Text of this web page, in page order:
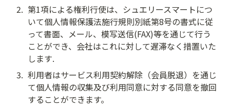
2. 第1項による権利行使は、シュエリースマートにつ
いて個人情報保護法施行規則別紙第8号の書式に従
って書面、メール、模写送信(FAX)等を通じて行う
ことができ、会社はこれに対して遅滞なく措置いた
します.
3. 利用者はサービス利用契約解除（会員脱退）を通じ
て個人情報の収集及び利用同意に対する同意を撤回
することができます。